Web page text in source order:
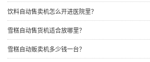
饮料自动售卖机怎么开进医院里？
雪糕自动售货机适合放哪里？
雪糕自动贩卖机多少钱一台？